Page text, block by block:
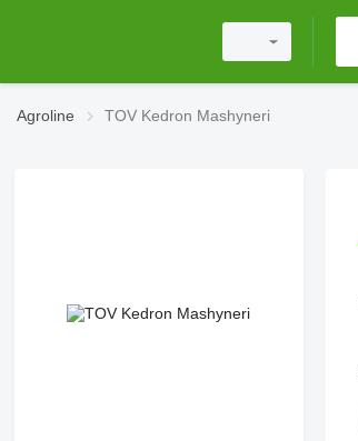
Agroline TOV Kedron Mashyneri